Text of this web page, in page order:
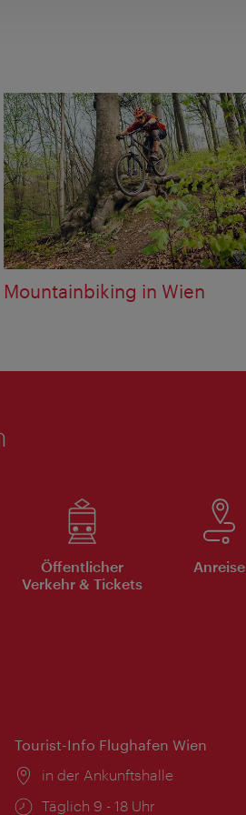
Mountainbiking in Wien
Öffentlicher
Verkehr & Tickets
Anreise
Tourist-Info Flughafen Wien
Ort:
in der Ankunftshalle
Öffnungszeiten:
Täglich 9 - 18 Uhr